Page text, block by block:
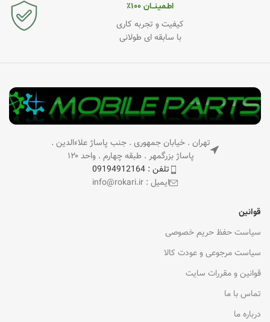
اطـمینــان ۱۰۰٪
کیفیت و تجربه کاری
با سابقه ای طولانی
تهران . خیابان جمهوری . جنب پاساژ علاءالدین .
پاساژ بزرگمهر . طبقه چهارم . واحد ۱۲۰
تلفن : 09194912164
ایمیل : info@rokari.ir
قوانین
سیاست حفظ حریم خصوصی
سیاست مرجوعی و عودت کالا
قوانین و مقررات سایت
تماس با ما
درباره ما